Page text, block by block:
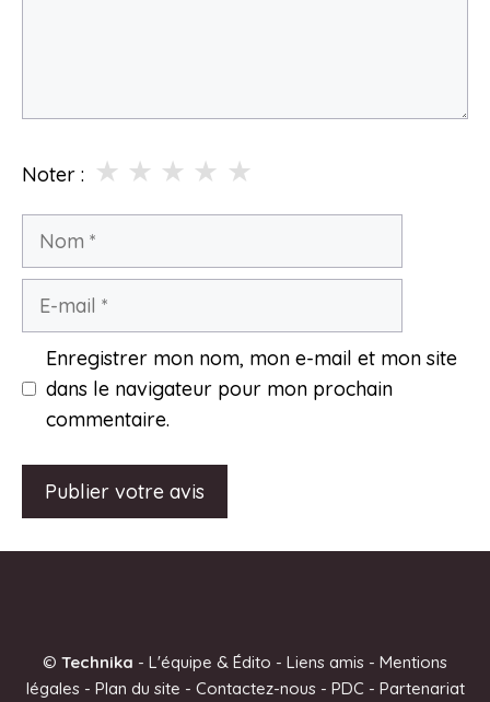
Noter : ★
★
★
★
★
Nom
Enregistrer mon nom, mon e-mail et mon site
dans le navigateur pour mon prochain
commentaire.
n
© Technika - L'équipe & Édito - Liens amis - Mentions
légales- Plan du site - Contactez-nous- PDC - Partenariat